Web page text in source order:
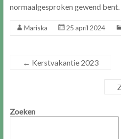
normaalgesproken gewend bent.
Mariska 25 april 2024
← Kerstvakantie 2023
Zoeken